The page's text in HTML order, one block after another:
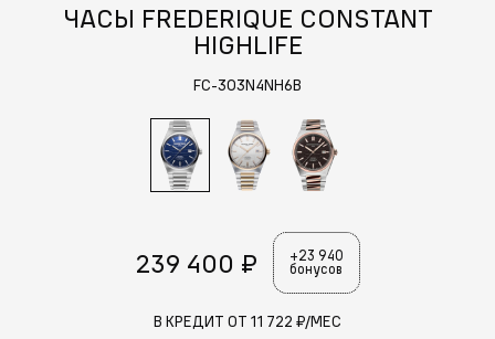
ЧАСЫ FREDERIQUE CONSTANT
HIGHLIFE
FC-303N4NH6B
239 400 ₽
+23 940
бонусов
В КРЕДИТ ОТ 11 722 ₽/МЕС